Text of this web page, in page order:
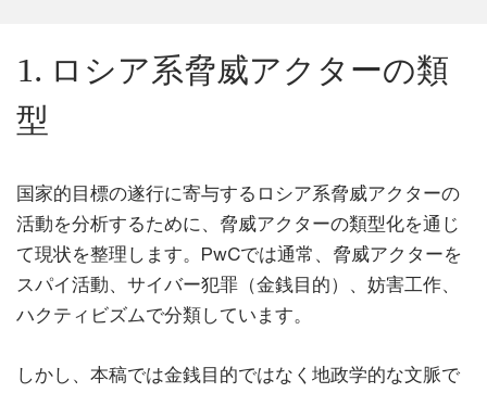
1. ロシア系脅威アクターの類
型
国家的目標の遂行に寄与するロシア系脅威アクターの
活動を分析するために、脅威アクターの類型化を通じ
て現状を整理します。PwCでは通常、脅威アクターを
スパイ活動、サイバー犯罪（金銭目的）、妨害工作、
ハクティビズムで分類しています。
しかし、本稿では金銭目的ではなく地政学的な文脈で